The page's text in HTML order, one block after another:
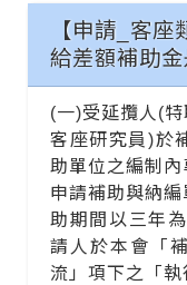
【申請_客
給差額補助
(一)受延攬人(特
客座研究員)於
助單位之編制
申請補助與納
助期間以三年
請人於本會「
流」項下之「